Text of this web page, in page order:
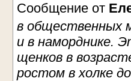
Сообщение от
в общественных
и в наморднике.
щенков в
ростом в холке